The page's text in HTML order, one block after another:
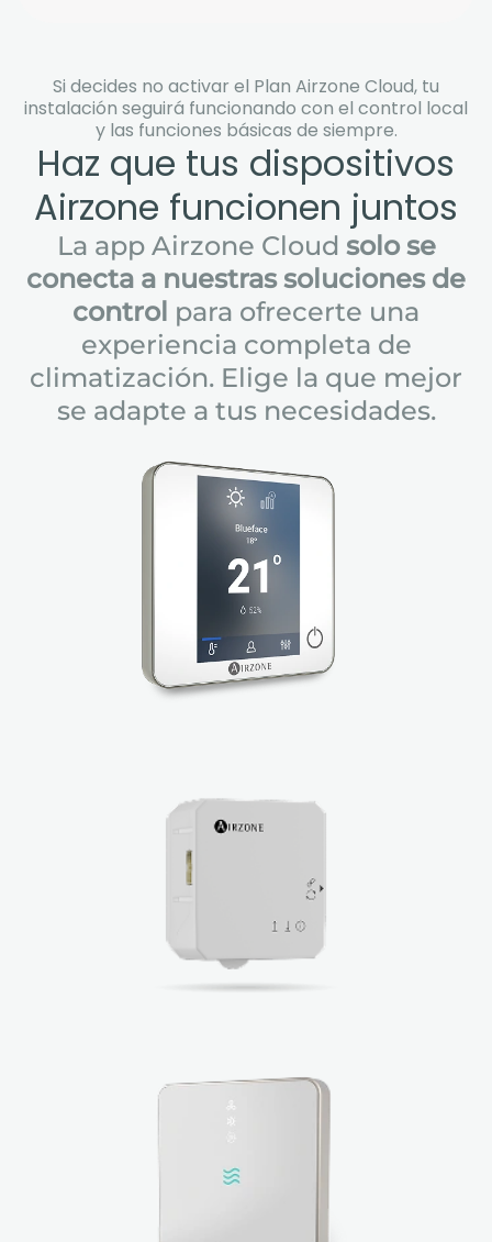
Si decides no activar el Plan Airzone Cloud, tu
instalación seguirá funcionando con el control local
y las funciones básicas de siempre.
Haz que tus dispositivos
Airzone funcionen juntos
La app Airzone Cloud solo se
conecta a nuestras soluciones de
control para ofrecerte una
experiencia completa de
climatización. Elige la que mejor
se adapte a tus necesidades.